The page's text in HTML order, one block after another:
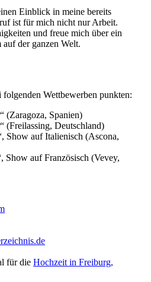
Einblick in meine bereits
ist für mich nicht nur Arbeit.
und freue mich über ein
auf der ganzen Welt.
Wettbewerben punkten:
(Zaragoza, Spanien)
(Freilassing, Deutschland)
Show auf Italienisch (Ascona,
Show auf Französisch (Vevey,
für die Hochzeit in Freiburg,